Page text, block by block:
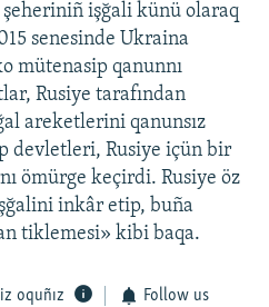
şeheriniñ işğali künü olaraq
senesinde Ukraina
mütenasip qanunnı
Rusiye tarafından
areketlerini qanunsız
devletleri, Rusiye içün bir
ömürge keçirdi. Rusiye öz
inkâr etip, buña
tiklemesi» kibi baqa.
oquñız Follow us